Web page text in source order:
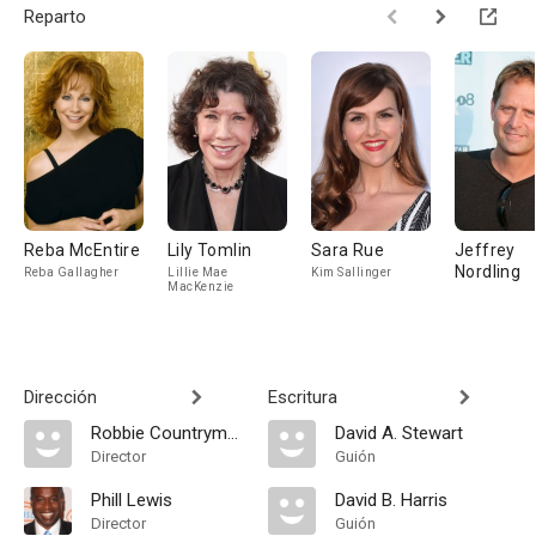
Reparto
Reba McEntire
Reba Gallagher
Lily Tomlin
Lillie Mae
MacKenzie
Sara Rue
Kim Sallinger
Jeffrey
Nordling
Dirección
Robbie Countryman
Director
Phill Lewis
Director
Escritura
David A. Stewart
Guión
David B. Harris
Guión